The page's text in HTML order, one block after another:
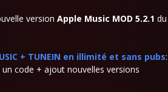
version Apple Music MOD 5.2.1 du
+ TUNEIN en illimité et sans pubs:
un code + ajout nouvelles versions